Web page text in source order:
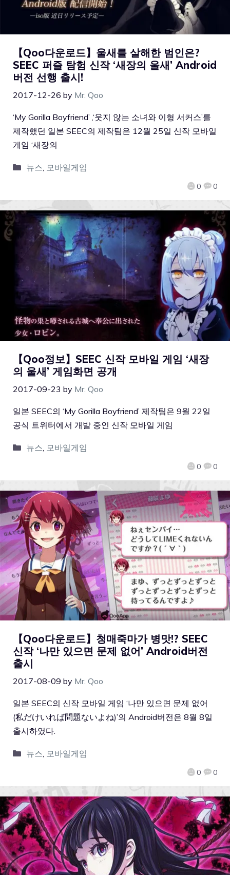
【Qoo다운로드】울새를 살해한 범인은?
SEEC 퍼즐 탐험 신작 ‘새장의 울새’ Android
버전 선행 출시!
2017-12-26 by Mr. Qoo
0 0
‘My Gorilla Boyfriend’ ,‘웃지 않는 소녀와 이형 서커스’를
제작했던 일본 SEEC의 제작팀은 12월 25일 신작 모바일
게임 ‘새장의
뉴스, 모바일게임
【Qoo정보】SEEC 신작 모바일 게임 ‘새장
의 울새’ 게임화면 공개
2017-09-23 by Mr. Qoo
0 0
일본 SEEC의 ‘My Gorilla Boyfriend’ 제작팀은 9월 22일
공식 트위터에서 개발 중인 신작 모바일 게임
뉴스 모바일게임
【Qoo다운로드】청매죽마가 병맛!? SEEC
신작 ‘나만 있으면 문제 없어’ Android버전
출시
2017-08-09 by Mr. Qoo
0 0
일본 SEEC의 신작 모바일 게임 ‘나만 있으면 문제 없어
(私だけいれば問題ないよね)’의 Android버전은 8월 8일
출시하였다.
뉴스 모바일게임